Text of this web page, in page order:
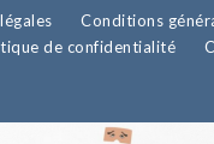
Conditions
de confidentialité